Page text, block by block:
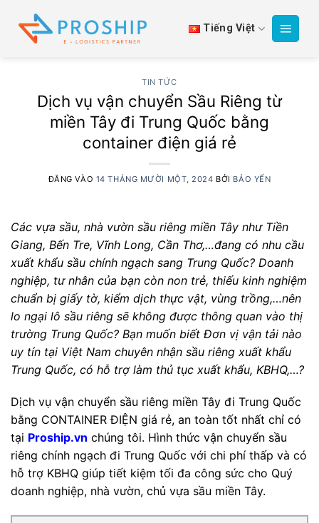
qua
Tiếng Việt
TIN TỨC
Dịch vụ vận chuyển Sầu Riêng từ
miền Tây đi Trung Quốc bằng
container điện giá rẻ
ĐĂNG VÀO 14 THÁNG MƯỜI MỘT, 2024 BỞI BẢO YẾN
Các vựa sầu, nhà vườn sầu riêng miền Tây như Tiền
Giang, Bến Tre, Vĩnh Long, Cần Thơ,…đang có nhu cầu
xuất khẩu sầu chính ngạch sang Trung Quốc? Doanh
nghiệp, tư nhân của bạn còn non trẻ, thiếu kinh nghiệm
chuẩn bị giấy tờ, kiểm dịch thực vật, vùng trồng,…nên
lo ngại lô sầu riêng sẽ không được thông quan vào thị
trường Trung Quốc? Bạn muốn biết Đơn vị vận tải nào
uy tín tại Việt Nam chuyên nhận sầu riêng xuất khẩu
Trung Quốc, có hỗ trợ làm thủ tục xuất khẩu, KBHQ,…?
Dịch vụ vận chuyển sầu riêng miền Tây đi Trung Quốc
bằng CONTAINER ĐIỆN giá rẻ, an toàn tốt nhất chỉ có
tại Proship.vn chúng tôi. Hình thức vận chuyển sầu
riêng chính ngạch đi Trung Quốc với chi phí thấp và có
hỗ trợ KBHQ giúp tiết kiệm tối đa công sức cho Quý
doanh nghiệp, nhà vườn, chủ vựa sầu miền Tây.